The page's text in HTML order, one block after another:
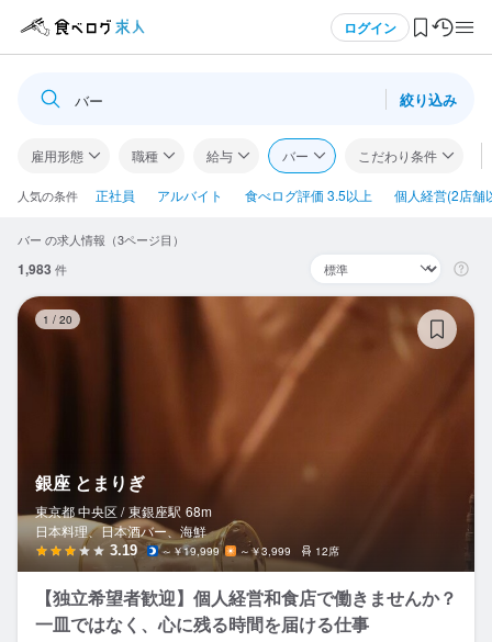
ログイン
食べログ求人TOP
求人検索
応募履歴
WEB履歴書
スカウト・メルマガ受信設定
バー 絞り込み
雇用形態 職種 給与 バー こだわり条件
人気の条件 正社員 アルバイト 食べログ評価 3.5以上 個人経営(2店舗
バー の求人情報（3ページ目）
1,983 件
1 / 20
銀座 とまりぎ
東京都 中央区 / 東銀座駅 68m
日本料理、日本酒バー、海鮮
3.19 ～￥19,999 ～￥3,999 12席
【独立希望者歓迎】個人経営和食店で働きませんか？
一皿ではなく、心に残る時間を届ける仕事